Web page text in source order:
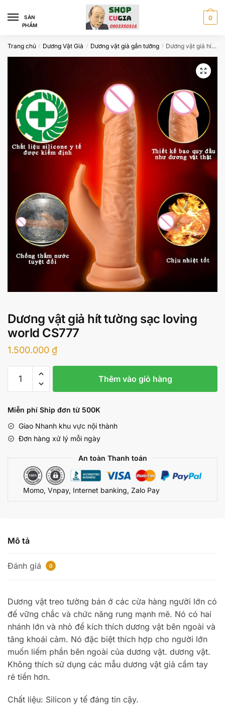
navigation
content
SÀN
PHẨM
0
Trang chủ / Dương Vật Giả / Dương vật giả gắn tường / Dương vật giả hít tường sạc loving world CS777
Dương vật giả hít tường sạc loving
world CS777
1.500.000 ₫
hít
sạc
loving
CS777
lượng
Thêm vào giỏ hàng
Miễn phí Ship đơn từ 500K
Giao Nhanh khu vực nội thành
Đơn hàng xử lý mỗi ngày
An toàn Thanh toán
Momo, Vnpay, Internet banking, Zalo Pay
Mô tả
Đánh giá 0
Dương vật treo tường bán ở các cửa hàng người lớn có
đế vững chắc và chức năng rung mạnh mẽ. Nó có hai
nhánh lớn và nhỏ để kích thích dương vật bên ngoài và
tăng khoái cảm. Nó đặc biệt thích hợp cho người lớn
muốn liếm phần bên ngoài của dương vật. dương vật.
Không thích sử dụng các mẫu dương vật giả cầm tay
rẻ tiền hơn.
Chất liệu: Silicon y tế đáng tin cậy.